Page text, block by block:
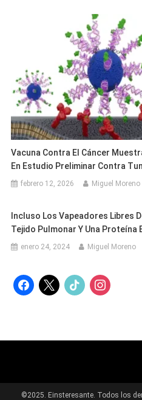
Vacuna Contra El Cáncer
En Estudio Preliminar Contra
febrero 12, 2026 Miguel Moreno
Incluso Los Vapeadores Libres
Tejido Pulmonar Y Una Proteína
enero 24, 2024 Miguel Moreno
facebook
x tiktok instagram
©2025. Einsteresante. Todos los